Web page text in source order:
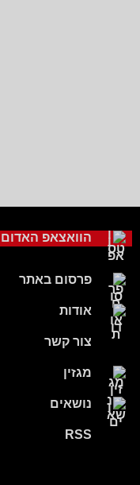
הוואצאפ האדום
פרסום באתר
אודות
צור קשר
מגזין
נושאים
RSS